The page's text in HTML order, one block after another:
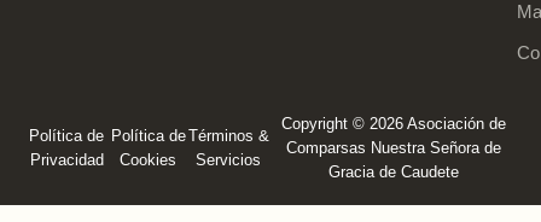
Copyright © 2026 Asociación de
Comparsas Nuestra Señora de
Gracia de Caudete
Política de
Privacidad
Política de
Cookies
Términos &
Servicios